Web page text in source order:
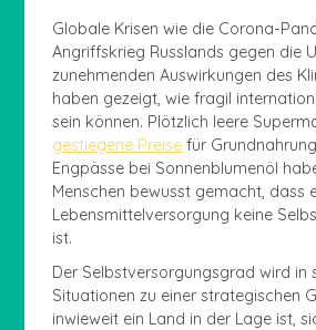
Globale Krisen wie die Corona-
Angriffskrieg Russlands gegen die
zunehmenden Auswirkungen des
haben gezeigt, wie fragil
sein können. Plötzlich leere
gestiegene Preise für
Engpässe bei Sonnenblumenöl
Menschen bewusst gemacht, dass
Lebensmittelversorgung keine
ist.
Der Selbstversorgungsgrad wird in
Situationen zu einer strategischen
inwieweit ein Land in der Lage ist,